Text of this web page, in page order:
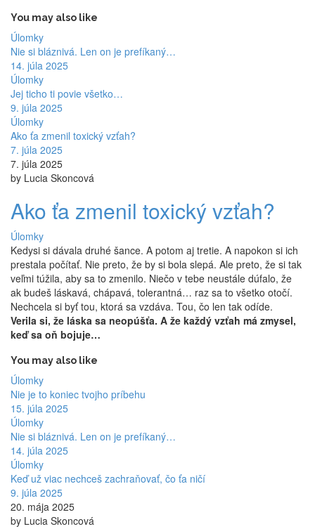
You may also like
Úlomky
Nie si bláznivá. Len on je prefíkaný…
14. júla 2025
Úlomky
Jej ticho ti povie všetko…
9. júla 2025
Úlomky
Ako ťa zmenil toxický vzťah?
7. júla 2025
7. júla 2025
by Lucia Skoncová
Ako ťa zmenil toxický vzťah?
Úlomky
Kedysi si dávala druhé šance. A potom aj tretie. A napokon si ich
prestala počítať. Nie preto, že by si bola slepá. Ale preto, že si tak
veľmi túžila, aby sa to zmenilo. Niečo v tebe neustále dúfalo, že
ak budeš láskavá, chápavá, tolerantná… raz sa to všetko otočí.
Nechcela si byť tou, ktorá sa vzdáva. Tou, čo len tak odíde.
Verila si, že láska sa neopúšťa. A že každý vzťah má zmysel,
keď sa oň bojuje…
You may also like
Úlomky
Nie je to koniec tvojho príbehu
15. júla 2025
Úlomky
Nie si bláznivá. Len on je prefíkaný…
14. júla 2025
Úlomky
Keď už viac nechceš zachraňovať, čo ťa ničí
9. júla 2025
20. mája 2025
by Lucia Skoncová